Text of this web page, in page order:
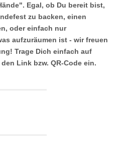
Egal, ob Du bereit bist,
zu backen, einen
oder einfach nur
aufzuräumen ist - wir freuen
Trage Dich einfach auf
Link bzw. QR-Code ein.